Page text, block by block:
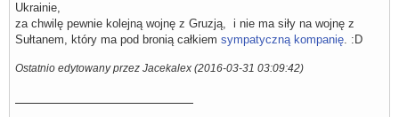
Ukrainie,
za chwilę pewnie kolejną wojnę z Gruzją, i nie ma siły na wojnę z
Sułtanem, który ma pod bronią całkiem sympatyczną kompanię. :D
Ostatnio edytowany przez Jacekalex (2016-03-31 03:09:42)